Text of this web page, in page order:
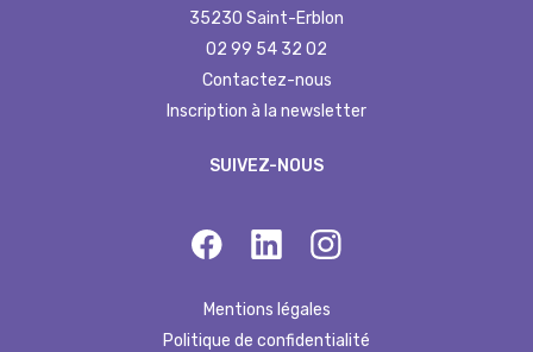
35230 Saint-Erblon
02 99 54 32 02
Contactez-nous
Inscription à la newsletter
SUIVEZ-NOUS
Mentions légales
Politique de confidentialité